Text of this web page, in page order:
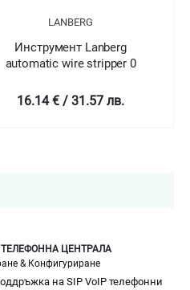
LANBERG
Инструмент Lanberg
automatic wire stripper 0
16.14 € / 31.57 лв.
ЦЕНТРАЛА
& Конфигуриране
на SIP VoIP телефонни